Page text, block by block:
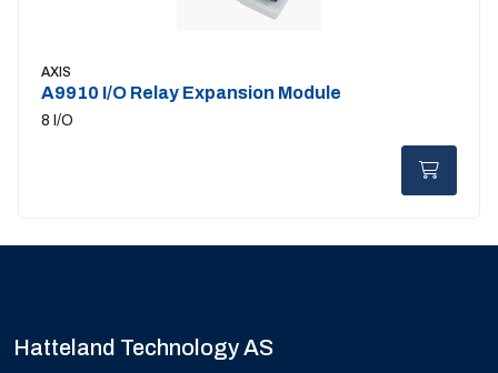
AXIS
A9910 I/O Relay Expansion Module
8 I/O
Hatteland Technology AS